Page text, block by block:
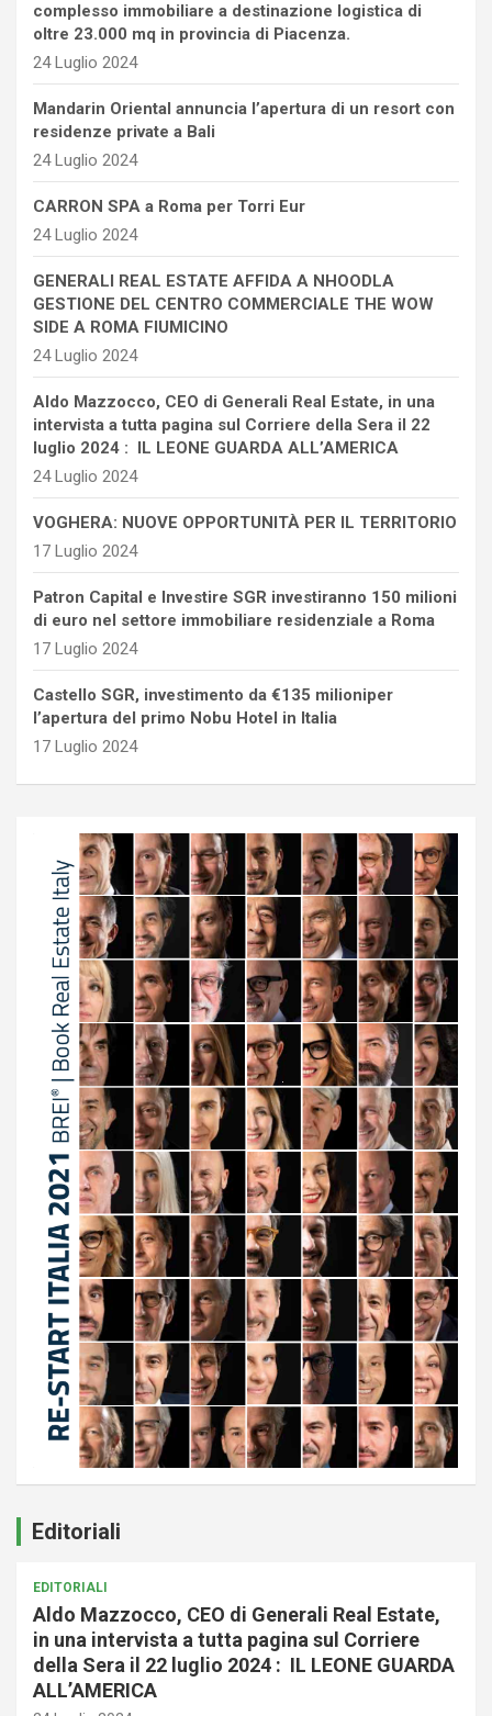
complesso immobiliare a destinazione logistica di
oltre 23.000 mq in provincia di Piacenza.
24 Luglio 2024
Mandarin Oriental annuncia l’apertura di un resort con
residenze private a Bali
24 Luglio 2024
CARRON SPA a Roma per Torri Eur
24 Luglio 2024
GENERALI REAL ESTATE AFFIDA A NHOODLA
GESTIONE DEL CENTRO COMMERCIALE THE WOW
SIDE A ROMA FIUMICINO
24 Luglio 2024
Aldo Mazzocco, CEO di Generali Real Estate, in una
intervista a tutta pagina sul Corriere della Sera il 22
luglio 2024 : IL LEONE GUARDA ALL’AMERICA
24 Luglio 2024
VOGHERA: NUOVE OPPORTUNITÀ PER IL TERRITORIO
17 Luglio 2024
Patron Capital e Investire SGR investiranno 150 milioni
di euro nel settore immobiliare residenziale a Roma
17 Luglio 2024
Castello SGR, investimento da €135 milioniper
l’apertura del primo Nobu Hotel in Italia
17 Luglio 2024
Editoriali
EDITORIALI
Aldo Mazzocco, CEO di Generali Real Estate,
in una intervista a tutta pagina sul Corriere
della Sera il 22 luglio 2024 : IL LEONE GUARDA
ALL’AMERICA